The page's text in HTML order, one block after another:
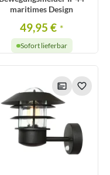
maritimes Design
49,95 € *
Sofort lieferbar